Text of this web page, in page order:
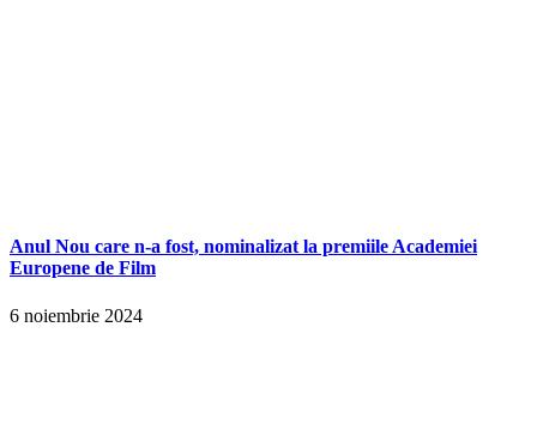
Anul Nou care n-a fost, nominalizat la premiile Academiei
Europene de Film
6 noiembrie 2024